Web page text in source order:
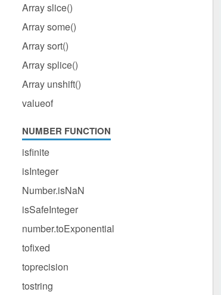
Array slice()
Array some()
Array sort()
Array splice()
Array unshift()
valueof
NUMBER FUNCTION
isfinite
isInteger
Number.isNaN
isSafeInteger
number.toExponential
tofixed
toprecision
tostring